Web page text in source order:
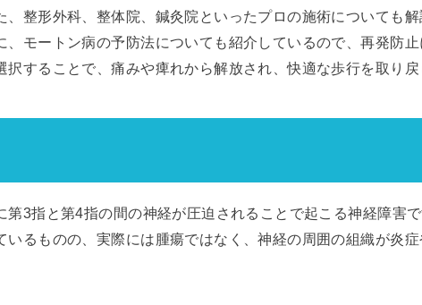
整形外科、整体院、鍼灸院といったプロの施術についても解
、モートン病の予防法についても紹介しているので、再発防
することで、痛みや痺れから解放され、快適な歩行を取り戻
3指と第4指の間の神経が圧迫されることで起こる神経障害で
いるものの、実際には腫瘍ではなく、神経の周囲の組織が炎